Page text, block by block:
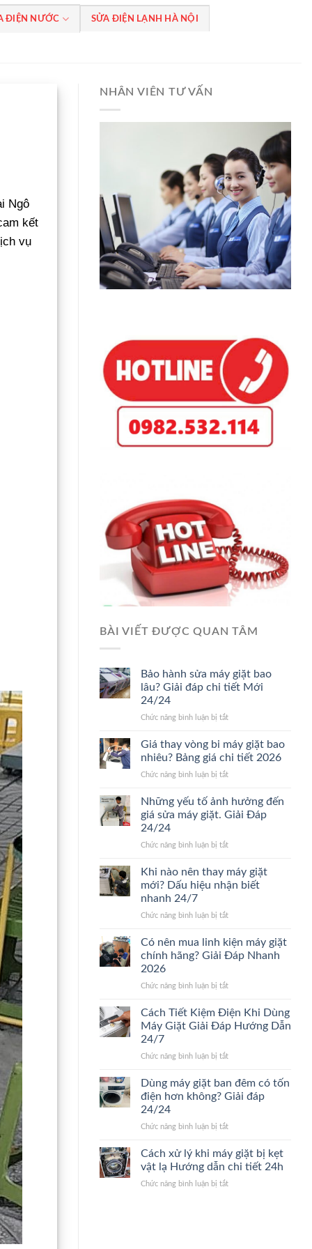
ĐIỆN NƯỚC SỬA ĐIỆN LẠNH HÀ NỘI
Ngô
kết
vụ
NHÂN VIÊN TƯ VẤN
BÀI VIẾT ĐƯỢC QUAN TÂM
Bảo hành sửa máy giặt bao
lâu? Giải đáp chi tiết Mới
24/24
Chức năng bình luận bị tắtở
hành
sửa
giặt
lâu?
Giải
tiết
24/24
Giá thay vòng bi máy giặt bao
nhiêu? Bảng giá chi tiết 2026
Chức năng bình luận bị tắtở
thay
vòng
giặt
nhiêu?
Bảng
giá
tiết
Những yếu tố ảnh hưởng đến
giá sửa máy giặt. Giải Đáp
24/24
Chức năng bình luận bị tắtở
yếu
tố
ảnh
đến
sửa
máy
giặt.
Đáp
Khi nào nên thay máy giặt
mới? Dấu hiệu nhận biết
nhanh 24/7
Chức năng bình luận bị tắtở
nào
nên
thay
giặt
Dấu
hiệu
nhanh
Có nên mua linh kiện máy giặt
chính hãng? Giải Đáp Nhanh
2026
Chức năng bình luận bị tắtở
nên
mua
máy
chính
hãng?
Nhanh
Cách Tiết Kiệm Điện Khi Dùng
Máy Giặt Giải Đáp Hướng Dẫn
24/7
Chức năng bình luận bị tắtở
Tiết
Kiệm
Dùng
Giặt
Giải
Hướng
Dùng máy giặt ban đêm có tốn
điện hơn không? Giải đáp
24/24
Chức năng bình luận bị tắtở
máy
giặt
đêm
Cách xử lý khi máy giặt bị kẹt
vật lạ Hướng dẫn chi tiết 24h
Chức năng bình luận bị tắtở